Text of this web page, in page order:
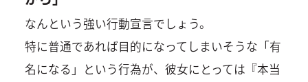
なんという強い行動宣言でしょう。
特に普通であれば目的になってしまいそうな「有
名になる」という行為が、彼女にとっては『本当